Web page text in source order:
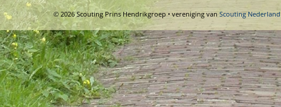
© 2026 Scouting Prins Hendrikgroep • vereniging van Scouting Nederland